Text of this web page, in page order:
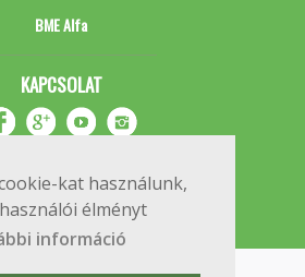
kat használunk,
élményt
információ
BME Alfa
KAPCSOLAT